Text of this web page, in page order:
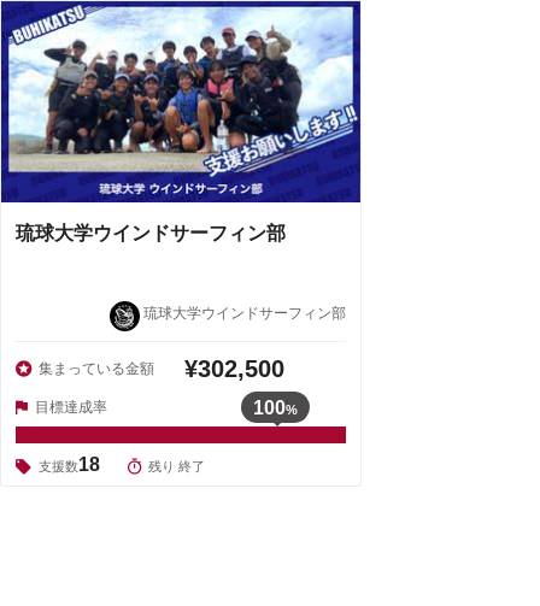
琉球大学ウインドサーフィン部
琉球大学ウインドサーフィン部
集まっている金額 ¥302,500
目標達成率 100%
支援数18 残り 終了